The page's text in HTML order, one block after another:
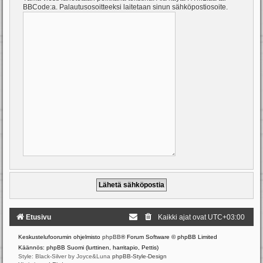
BBCode:a. Palautusosoitteeksi laitetaan sinun sähköpostiosoite.
Etusivu Kaikki ajat ovat UTC+03:00
Keskustelufoorumin ohjelmisto phpBB® Forum Software © phpBB Limited
Käännös: phpBB Suomi (lurttinen, harritapio, Pettis)
Style: Black-Silver by Joyce&Luna phpBB-Style-Design